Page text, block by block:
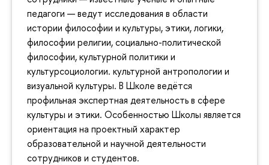
педагоги — ведут исследования в области
истории философии и культуры, этики, логики,
философии религии, социально-политической
философии, культурной политики и
культурсоциологии. культурной антропологии и
визуальной культуры. В Школе ведётся
профильная экспертная деятельность в сфере
культуры и этики. Особенностью Школы является
ориентация на проектный характер
образовательной и научной деятельности
сотрудников и студентов.